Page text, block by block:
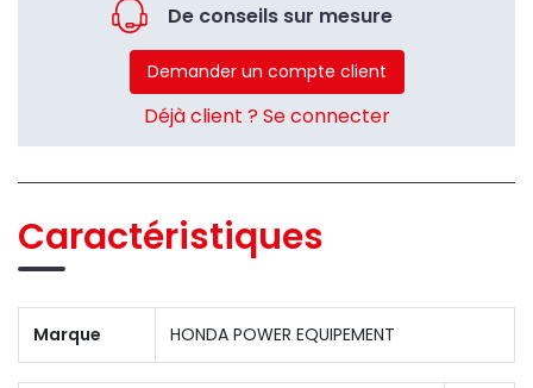
De conseils sur mesure
Demander un compte client
Déjà client ? Se connecter
Caractéristiques
Marque HONDA POWER EQUIPEMENT